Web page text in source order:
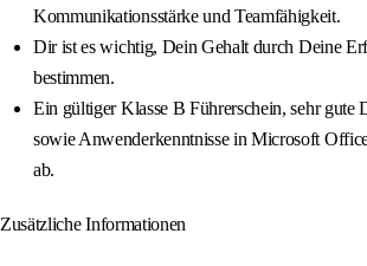
Kommunikationsstärke und Teamfähigkeit.
Dir ist es wichtig, Dein Gehalt durch Deine
bestimmen.
Ein gültiger Klasse B Führerschein, sehr gute
sowie Anwenderkenntnisse in Microsoft
ab.
Zusätzliche Informationen